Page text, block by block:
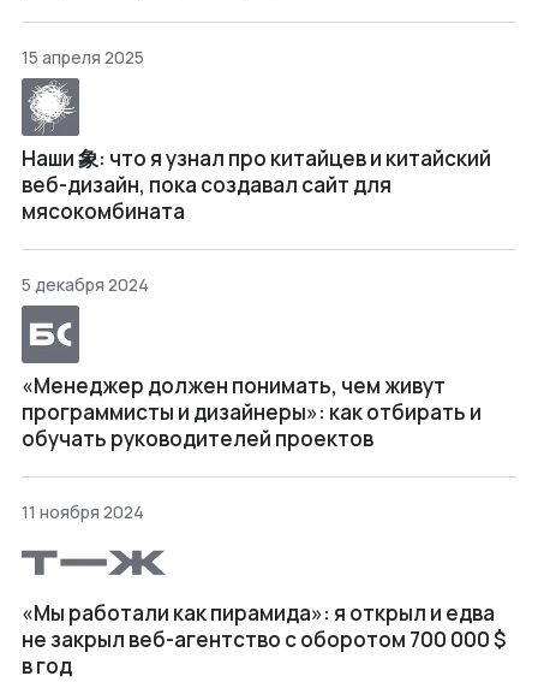
15 апреля 2025
Наши 象: что я узнал про китайцев и китайский
веб-дизайн, пока создавал сайт для
мясокомбината
5 декабря 2024
«Менеджер должен понимать, чем живут
программисты и дизайнеры»: как отбирать и
обучать руководителей проектов
11 ноября 2024
«Мы работали как пирамида»: я открыл и едва
не закрыл веб⁠-⁠агентство с оборотом 700 000 $
в год